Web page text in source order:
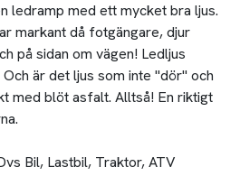
ledramp med ett mycket bra ljus.
markant då fotgängare, djur
på sidan om vägen! Ledljus
är det ljus som inte "dör" och
med blöt asfalt. Alltså! En riktigt
Bil, Lastbil, Traktor, ATV